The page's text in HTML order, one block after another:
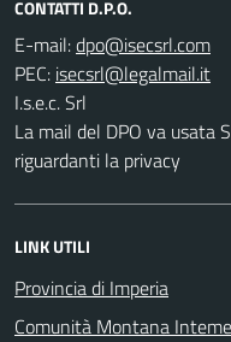
CONTATTI D.P.O.
E-mail:
PEC:
I.s.e.c. Srl
La mail del DPO va usata
riguardanti la privacy
LINK UTILI
Provincia di Imperia
Comunità Montana